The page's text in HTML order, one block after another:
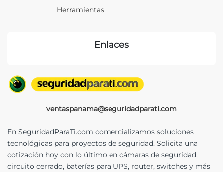
ventaspanama@seguridadparati.com
En SeguridadParaTi.com comercializamos soluciones
tecnológicas para proyectos de seguridad. Solicita una
cotización hoy con lo último en cámaras de seguridad,
circuito cerrado, baterías para UPS, router, switches y más
Herramientas
Enlaces